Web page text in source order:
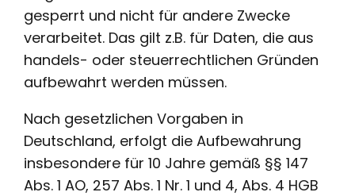
gesperrt und nicht für andere Zwecke
verarbeitet. Das gilt z.B. für Daten, die aus
handels- oder steuerrechtlichen Gründen
aufbewahrt werden müssen.
Nach gesetzlichen Vorgaben in
Deutschland, erfolgt die Aufbewahrung
insbesondere für 10 Jahre gemäß §§ 147
Abs. 1 AO, 257 Abs. 1 Nr. 1 und 4, Abs. 4 HGB